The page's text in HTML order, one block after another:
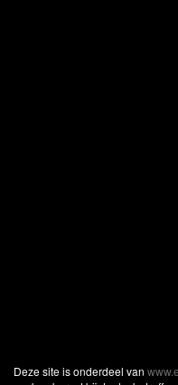
Deze site is onderdeel van